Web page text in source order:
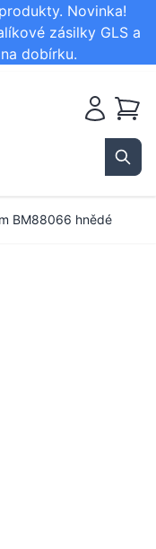
Novinka!
zásilky GLS a
dobírku.
Košík
BM88066 hnědé